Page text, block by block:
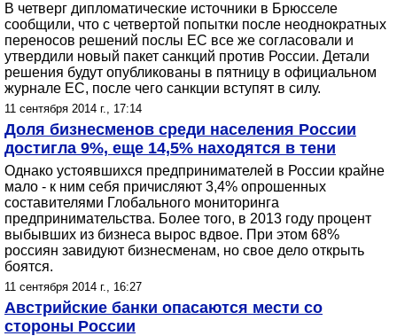
В четверг дипломатические источники в Брюсселе
сообщили, что с четвертой попытки после неоднократных
переносов решений послы ЕС все же согласовали и
утвердили новый пакет санкций против России. Детали
решения будут опубликованы в пятницу в официальном
журнале ЕС, после чего санкции вступят в силу.
11 сентября 2014 г., 17:14
Доля бизнесменов среди населения России
достигла 9%, еще 14,5% находятся в тени
Однако устоявшихся предпринимателей в России крайне
мало - к ним себя причисляют 3,4% опрошенных
составителями Глобального мониторинга
предпринимательства. Более того, в 2013 году процент
выбывших из бизнеса вырос вдвое. При этом 68%
россиян завидуют бизнесменам, но свое дело открыть
боятся.
11 сентября 2014 г., 16:27
Австрийские банки опасаются мести со
стороны России